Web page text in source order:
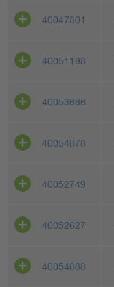
40047801
40051198
40053666
40054878
40052749
40052627
40054888